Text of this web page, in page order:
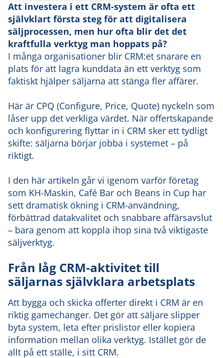
Att investera i ett CRM-system är ofta ett
självklart första steg för att digitalisera
säljprocessen, men hur ofta blir det det
kraftfulla verktyg man hoppats på?
I många organisationer blir CRM:et snarare en
plats för att lagra kunddata än ett verktyg som
faktiskt hjälper säljarna att stänga fler affärer.
Här är CPQ (Configure, Price, Quote) nyckeln som
låser upp det verkliga värdet. När offertskapande
och konfigurering flyttar in i CRM sker ett tydligt
skifte: säljarna börjar jobba i systemet – på
riktigt.
I den här artikeln går vi igenom varför företag
som KH-Maskin, Café Bar och Beans in Cup har
sett dramatisk ökning i CRM-användning,
förbättrad datakvalitet och snabbare affärsavslut
– bara genom att koppla ihop sina två viktigaste
säljverktyg.
Från låg CRM-aktivitet till
säljarnas självklara arbetsplats
Att bygga och skicka offerter direkt i CRM är en
riktig gamechanger. Det gör att säljare slipper
byta system, leta efter prislistor eller kopiera
information mellan olika verktyg. Istället gör de
allt på ett ställe, i sitt CRM.